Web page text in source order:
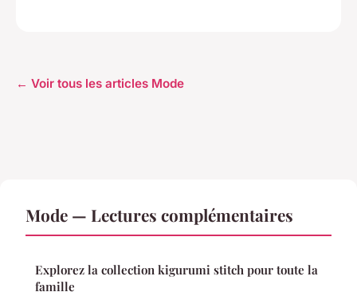
← Voir tous les articles Mode
Mode — Lectures complémentaires
Explorez la collection kigurumi stitch pour toute la
famille